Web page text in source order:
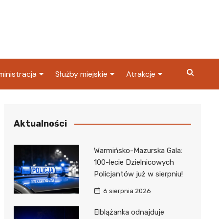
Skarbowy
Służby miejskie
Policja
Atrakcje
Aktualności
Warmińsko-Mazurska Gala:
100-lecie Dzielnicowych
Policjantów już w sierpniu!
6 sierpnia 2026
Elblążanka odnajduje